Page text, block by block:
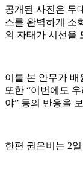
공개된 사진은 무
스를 완벽하게 소
의 자태가 시선을
이를 본 안무가 배
또한 “이번에도
야” 등의 반응을
한편 권은비는 2일